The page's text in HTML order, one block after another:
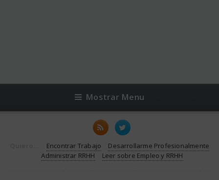
Mostrar Menu
Encontrar Trabajo
Desarrollarme Profesionalmente
Administrar RRHH
Leer sobre Empleo y RRHH